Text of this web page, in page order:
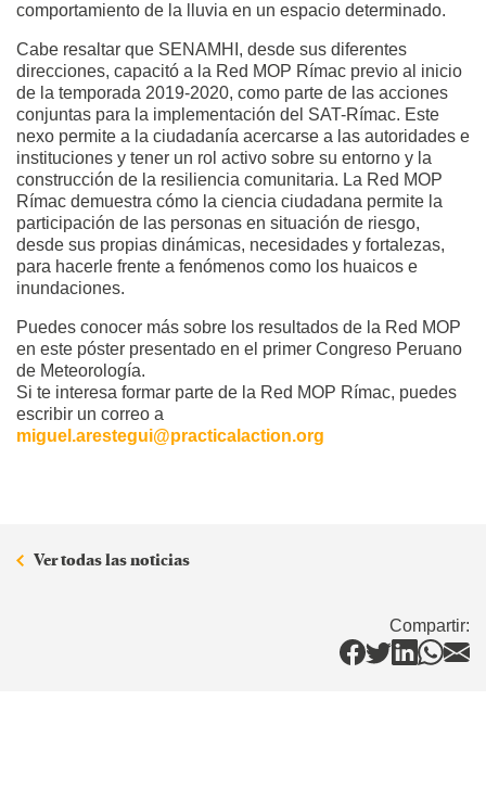
comportamiento de la lluvia en un espacio determinado.
Cabe resaltar que SENAMHI, desde sus diferentes
direcciones, capacitó a la Red MOP Rímac previo al inicio
de la temporada 2019-2020, como parte de las acciones
conjuntas para la implementación del SAT-Rímac. Este
nexo permite a la ciudadanía acercarse a las autoridades e
instituciones y tener un rol activo sobre su entorno y la
construcción de la resiliencia comunitaria. La Red MOP
Rímac demuestra cómo la ciencia ciudadana permite la
participación de las personas en situación de riesgo,
desde sus propias dinámicas, necesidades y fortalezas,
para hacerle frente a fenómenos como los huaicos e
inundaciones.
Puedes conocer más sobre los resultados de la Red MOP
en este póster presentado en el primer Congreso Peruano
de Meteorología.
Si te interesa formar parte de la Red MOP Rímac, puedes
escribir un correo a
miguel.arestegui@practicalaction.org
Ver todas las noticias
Compartir: